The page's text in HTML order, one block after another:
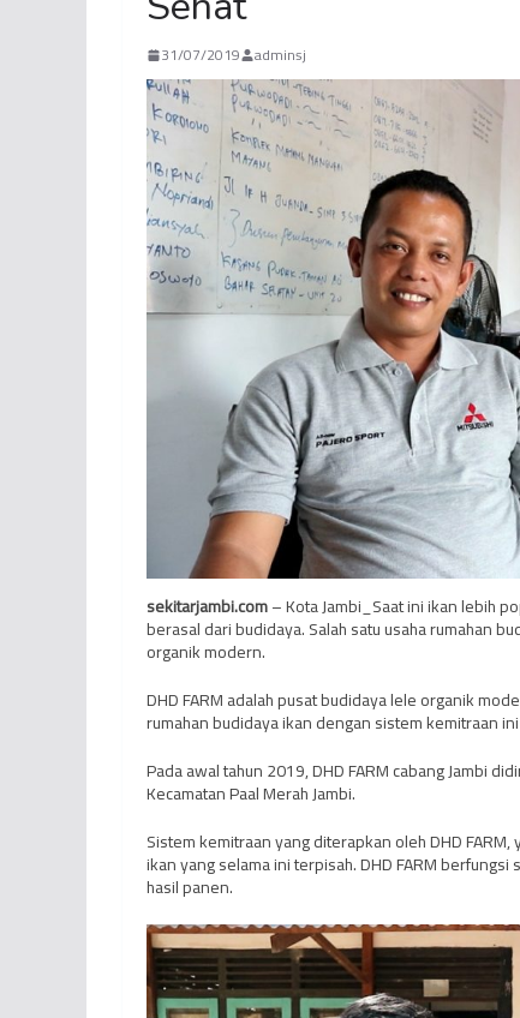
31/07/2019 adminsj
sekitarjambi.com– Kota Jambi_Saat ini ikan lebih
berasal dari budidaya. Salah satu usaha rumahan
organik modern.
DHD FARM adalah pusat budidaya lele organik
rumahan budidaya ikan dengan sistem kemitraan
Pada awal tahun 2019, DHD FARM cabang Jambi
Kecamatan Paal Merah Jambi.
Sistem kemitraan yang diterapkan oleh DHD
ikan yang selama ini terpisah. DHD FARM
hasil panen.